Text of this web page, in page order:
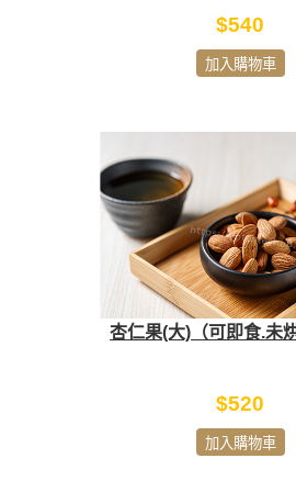
$540
加入購物車
杏仁果(大)（可即食.未
$520
加入購物車